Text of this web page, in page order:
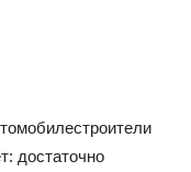
достаточно